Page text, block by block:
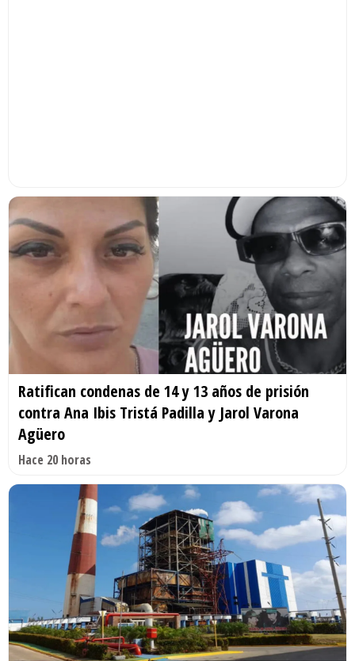
Ratifican condenas de 14 y 13 años de prisión
contra Ana Ibis Tristá Padilla y Jarol Varona
Agüero
Hace 20 horas